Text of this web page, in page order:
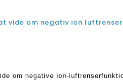
om negative ion-